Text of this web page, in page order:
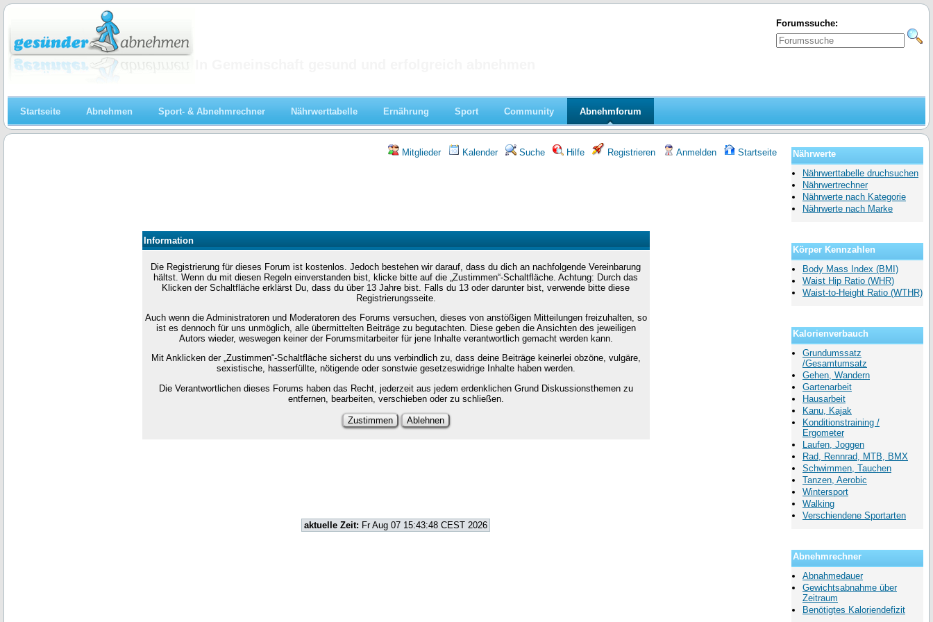
Forumssuche:
Startseite Abnehmen Sport- & Abnehmrechner Nährwerttabelle Ernährung Sport Community Abnehmforum
Mitglieder Kalender Suche Hilfe Registrieren Anmelden Startseite
Information
Die Registrierung für dieses Forum ist kostenlos. Jedoch bestehen wir darauf, dass du dich an nachfolgende Vereinbarung
hältst. Wenn du mit diesen Regeln einverstanden bist, klicke bitte auf die „Zustimmen“-Schaltfläche. Achtung: Durch das
Klicken der Schaltfläche erklärst Du, dass du über 13 Jahre bist. Falls du 13 oder darunter bist, verwende bitte diese
Registrierungsseite.
Auch wenn die Administratoren und Moderatoren des Forums versuchen, dieses von anstößigen Mitteilungen freizuhalten, so
ist es dennoch für uns unmöglich, alle übermittelten Beiträge zu begutachten. Diese geben die Ansichten des jeweiligen
Autors wieder, weswegen keiner der Forumsmitarbeiter für jene Inhalte verantwortlich gemacht werden kann.
Mit Anklicken der „Zustimmen“-Schaltfläche sicherst du uns verbindlich zu, dass deine Beiträge keinerlei obzöne, vulgäre,
sexistische, hasserfüllte, nötigende oder sonstwie gesetzeswidrige Inhalte haben werden.
Die Verantwortlichen dieses Forums haben das Recht, jederzeit aus jedem erdenklichen Grund Diskussionsthemen zu
entfernen, bearbeiten, verschieben oder zu schließen.
aktuelle Zeit: Fr Aug 07 15:43:48 CEST 2026
Nährwerte
Nährwerttabelle druchsuchen
Nährwertrechner
Nährwerte nach Kategorie
Nährwerte nach Marke
Körper Kennzahlen
Body Mass Index (BMI)
Waist Hip Ratio (WHR)
Waist-to-Height Ratio (WTHR)
Kalorienverbauch
Grundumssatz
/Gesamtumsatz
Gehen, Wandern
Gartenarbeit
Hausarbeit
Kanu, Kajak
Konditionstraining /
Ergometer
Laufen, Joggen
Rad, Rennrad, MTB, BMX
Schwimmen, Tauchen
Tanzen, Aerobic
Wintersport
Walking
Verschiendene Sportarten
Abnehmrechner
Abnahmedauer
Gewichtsabnahme über
Zeitraum
Benötigtes Kaloriendefizit